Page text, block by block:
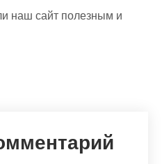
наш сайт полезным и